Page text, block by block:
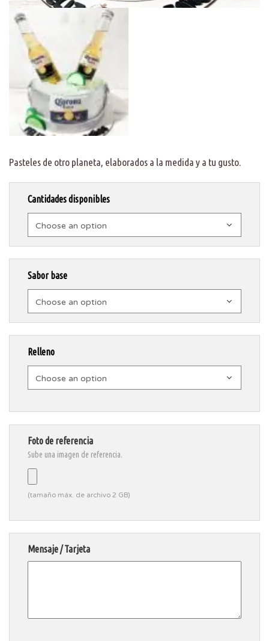
Pasteles de otro planeta, elaborados a la medida y a tu gusto.
Cantidades disponibles
Choose an option
Sabor base
Choose an option
Relleno
Choose an option
Foto de referencia
Sube una imagen de referencia.
(tamaño máx. de archivo 2 GB)
Mensaje / Tarjeta